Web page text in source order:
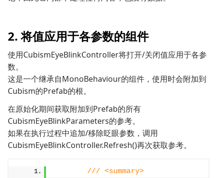
2. 将值应用于各参数的组件
使用CubismEyeBlinkController将打开/关闭值应用于各参
数。
这是一个继承自MonoBehaviour的组件，使用时会附加到
Cubism的Prefab的根。
在原始化期间获取附加到Prefab的所有
CubismEyeBlinkParameters的参考。
如果在执行过程中追加/移除眨眼参数，调用
CubismEyeBlinkController.Refresh()再次获取参考。
/// <summary>